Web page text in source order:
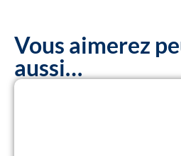
Vous aimerez
aussi…